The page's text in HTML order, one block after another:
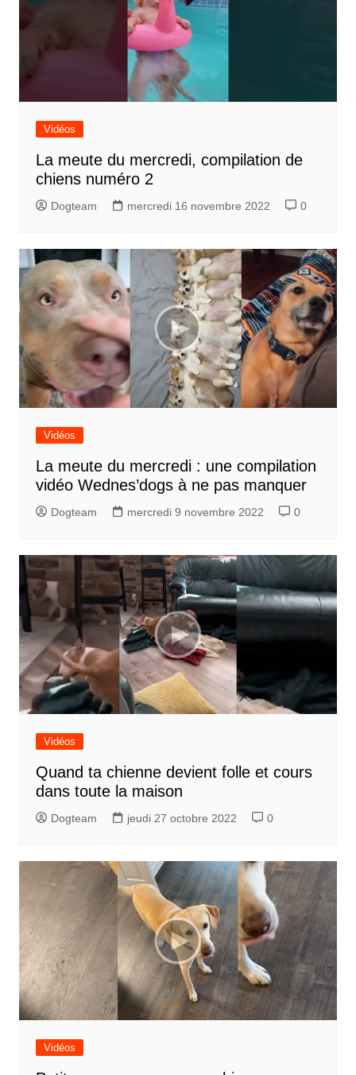
Vidéos
La meute du mercredi, compilation de
chiens numéro 2
Dogteam mercredi 16 novembre 2022 0
Vidéos
La meute du mercredi : une compilation
vidéo Wednes’dogs à ne pas manquer
Dogteam mercredi 9 novembre 2022 0
Vidéos
Quand ta chienne devient folle et cours
dans toute la maison
Dogteam jeudi 27 octobre 2022 0
Vidéos